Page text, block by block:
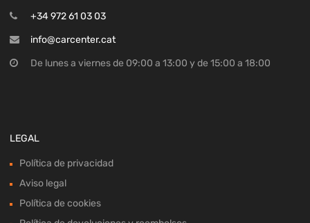
+34 972 61 03 03
info@carcenter.cat
De lunes a viernes de 09:00 a 13:00 y de 15:00 a 18:00
LEGAL
Política de privacidad
Aviso legal
Política de cookies